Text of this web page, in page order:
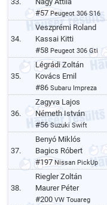
#57Peugeot 306 S16
34.
Veszprémi Roland
Kassai Kitti
#58 Peugeot 306 Gti
35.
Légrádi Zoltán
Kovács Emil
#86Subaru Impreza
36.
Zagyva Lajos
Németh István
#56Suzuki Swift
37.
Benyó Miklós
Bagics Róbert
#197Nissan PickUp
38.
Riegler Zoltán
Maurer Péter
#200VW Touareg